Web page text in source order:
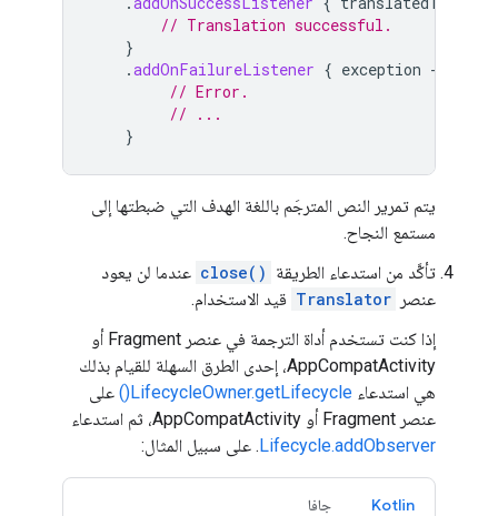
// Translation successful.
}
.addOnFailureListener { exception ->
// Error.
// ...
}
يتم تمرير النص المترجَم باللغة الهدف التي ضبطتها إلى
مستمع النجاح.
تأكَّد من استدعاء الطريقة close() عندما لن يعود
عنصر Translator قيد الاستخدام.
إذا كنت تستخدم أداة الترجمة في عنصر Fragment أو
AppCompatActivity، إحدى الطرق السهلة للقيام بذلك
هي استدعاء LifecycleOwner.getLifecycle()
على
عنصر Fragment أو AppCompatActivity، ثم استدعاء
Lifecycle.addObserver. على سبيل المثال:
Kotlin جافا